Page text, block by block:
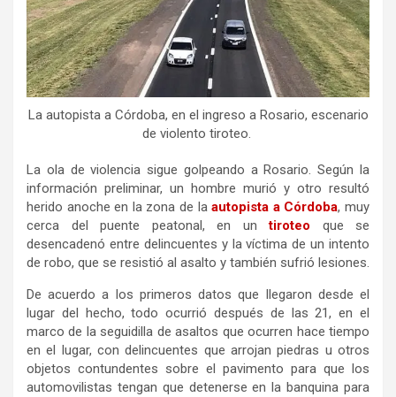
La autopista a Córdoba, en el ingreso a Rosario, escenario
de violento tiroteo.
La ola de violencia sigue golpeando a Rosario. Según la
información preliminar, un hombre murió y otro resultó
herido anoche en la zona de laautopista a Córdoba, muy
cerca del puente peatonal, en un
tiroteo que se
desencadenó entre delincuentes y la víctima de un intento
de robo, que se resistió al asalto y también sufrió lesiones.
De acuerdo a los primeros datos que llegaron desde el
lugar del hecho, todo ocurrió después de las 21, en el
marco de la seguidilla de asaltos que ocurren hace tiempo
en el lugar, con delincuentes que arrojan piedras u otros
objetos contundentes sobre el pavimento para que los
automovilistas tengan que detenerse en la banquina para